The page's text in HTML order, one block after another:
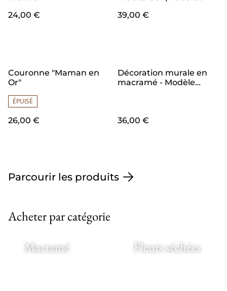
24,00 €
39,00 €
Couronne "Maman en
Or"
ÉPUISÉ
26,00 €
Décoration murale en
macramé - Modèle
36,00 €
Parcourir les produits
Acheter par catégorie
Macramé
Fleurs séchées